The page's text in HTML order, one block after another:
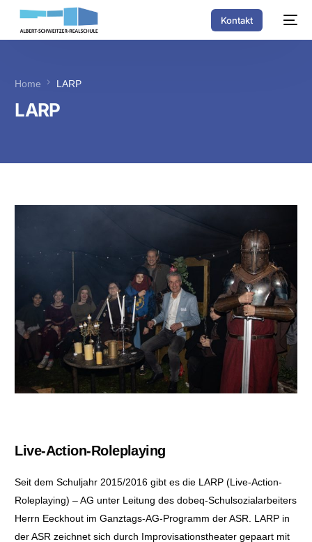
Kontakt
Home LARP
LARP
Live-Action-Roleplaying
Seit dem Schuljahr 2015/2016 gibt es die LARP (Live-Action-
Roleplaying) – AG unter Leitung des dobeq-Schulsozialarbeiters
Herrn Eeckhout im Ganztags-AG-Programm der ASR. LARP in
der ASR zeichnet sich durch Improvisationstheater gepaart mit